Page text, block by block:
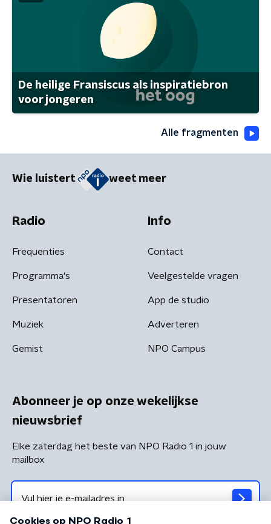
De heilige Fransiscus als inspiratiebron
voor jongeren
Alle fragmenten
Wie luistert weet meer
Radio
Frequenties
Programma's
Presentatoren
Muziek
Gemist
Info
Contact
Veelgestelde vragen
App de studio
Adverteren
NPO Campus
Abonneer je op onze wekelijkse
nieuwsbrief
Elke zaterdag het beste van NPO Radio 1 in jouw
mailbox